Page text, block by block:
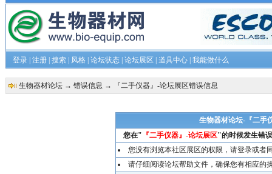
登录| 注册| 搜索| 风格| 论坛状态| 论坛展区 道具中心| 我能做什么
生物器材论坛→ 错误信息 → 『二手仪器』-论坛展区错误信息
生物器材论坛-『二手
您在" 『二手仪器』-论坛展区"的时候发生错
您没有浏览本社区展区的权限，请登录或者
请仔细阅读论坛帮助文件，确保您有相应的